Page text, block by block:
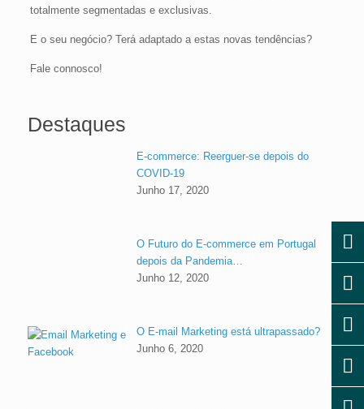
totalmente segmentadas e exclusivas.
E o seu negócio? Terá adaptado a estas novas tendências?
Fale connosco!
Destaques
E-commerce: Reerguer-se depois do
COVID-19
Junho 17, 2020
O Futuro do E-commerce em Portugal
depois da Pandemia…
Junho 12, 2020
O E-mail Marketing está ultrapassado?
Junho 6, 2020